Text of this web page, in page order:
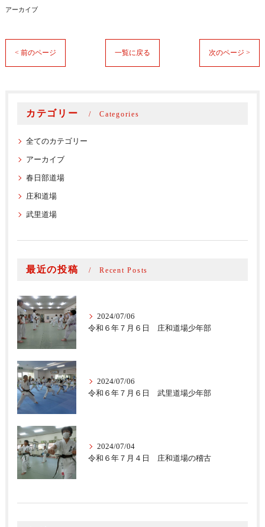
アーカイブ
< 前のページ 一覧に戻る 次のページ >
カテゴリー Categories
全てのカテゴリー
アーカイブ
春日部道場
庄和道場
武里道場
最近の投稿 Recent Posts
2024/07/06
令和６年７月６日 庄和道場少年部
2024/07/06
令和６年７月６日 武里道場少年部
2024/07/04
令和６年７月４日 庄和道場の稽古